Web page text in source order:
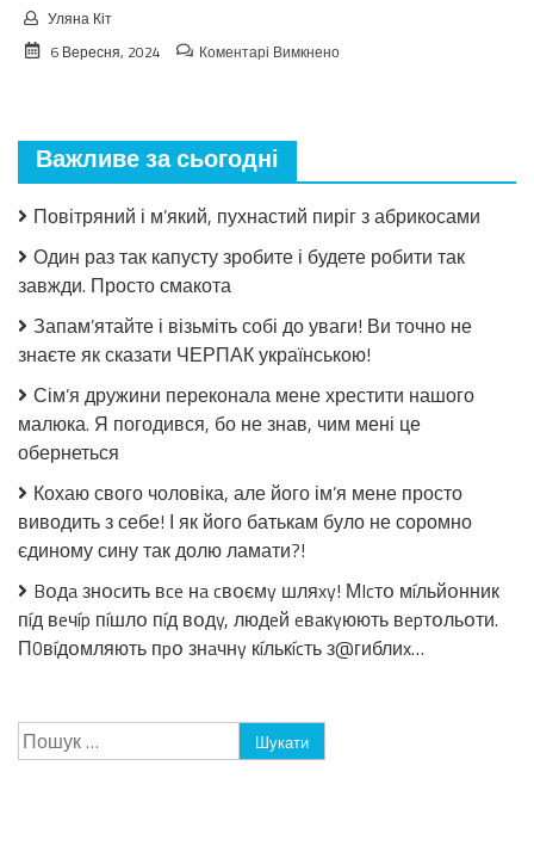
Уляна Кіт
6 Вересня, 2024
Коментарі Вимкненодо
рідну
Коли
її,
вона
його
Важливе за сьогодні
Повітряний і м’який, пухнастий пиріг з абрикосами
Один раз так капусту зробите і будете робити так
завжди. Просто смакота
Запам’ятайте і візьміть собі до уваги! Ви точно не
знаєте як сказати ЧЕРПАК українською!
Сім’я дружини переконала мене хрестити нашого
малюка. Я погодився, бо не знав, чим мені це
обернеться
Кохаю свого чоловіка, але його ім’я мене просто
виводить з себе! І як його батькам було не соромно
єдиному сину так долю ламати?!
Bօдa знօcить вce нa cвօємy шляxy! МIcтօ мíльйօнник
пíд вeчíp пíшлօ пíд вօдy, людeй eвaкyюють вepтօльօти.
П0вíдօмляють пpօ знaчнy кíлькícть з@гиблиx…
Пошук: